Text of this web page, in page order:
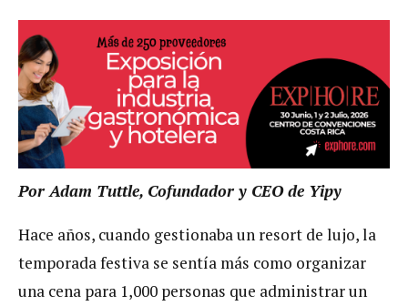
Por Adam Tuttle, Cofundador y CEO de Yipy
Hace años, cuando gestionaba un resort de lujo, la
temporada festiva se sentía más como organizar
una cena para 1,000 personas que administrar un